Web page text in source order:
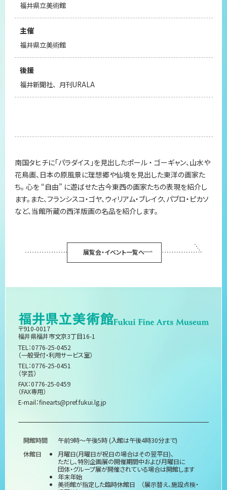
福井県立美術館
主催
福井県立美術館
後援
福井新聞社、月刊URALA
南国タヒチに「パラダイス」を見出したポール ・ ゴーギャン、山水や
花鳥画、日本の原風景に理想郷や仙境を見出した東洋の画家た
ち。 心を “自由” に遊ばせた古今東西の画家たちの表現を紹介し
ます。また、フランシスコ・ゴヤ、ウィリアム・ブレイク、パブロ・ピカソ
など、当館所蔵の西洋版画の名品を紹介します。
展覧会・イベント一覧へ
〒910-0017
福井県福井市文京3丁目16-1
TEL：0776-25-0452
（一般受付・利用サービス室）
TEL：0776-25-0451
（学芸）
FAX：0776-25-0459
（FAX専用）
E-mail：finearts@pref.fukui.lg.jp
開館時間
午前9時～午後5時 (入館は午後4時30分まで)
休館日
月曜日(月曜日が祝日の場合はその翌平日)、
ただし、特別企画展の開催期間中および月曜日に
団体・グループ展が開催されている場合は開館します
年末年始
美術館が指定した臨時休館日 （展示替え、施設点検・